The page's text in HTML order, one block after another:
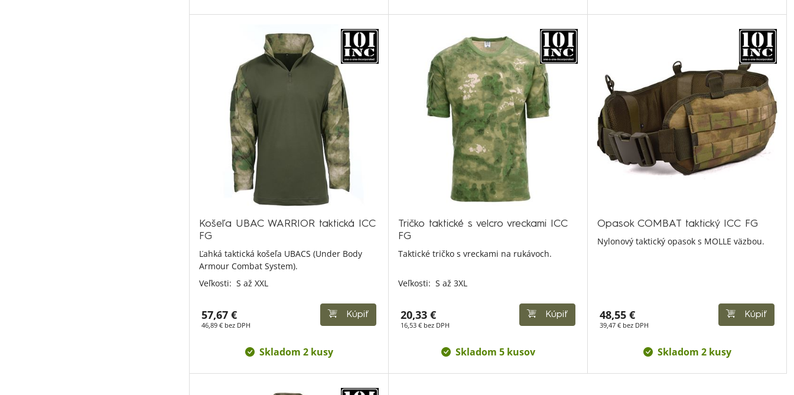
Košeľa UBAC WARRIOR taktická ICC
FG
Ľahká taktická košeľa UBACS (Under Body
Armour Combat System).
Veľkosti: S až XXL
57,67 €
46,89 € bez DPH
Kúpiť
Skladom 2 kusy
Tričko taktické s velcro vreckami ICC
FG
Taktické tričko s vreckami na rukávoch.
Veľkosti: S až 3XL
20,33 €
16,53 € bez DPH
Kúpiť
Skladom 5 kusov
Opasok COMBAT taktický ICC FG
Nylonový taktický opasok s MOLLE väzbou.
48,55 €
39,47 € bez DPH
Kúpiť
Skladom 2 kusy